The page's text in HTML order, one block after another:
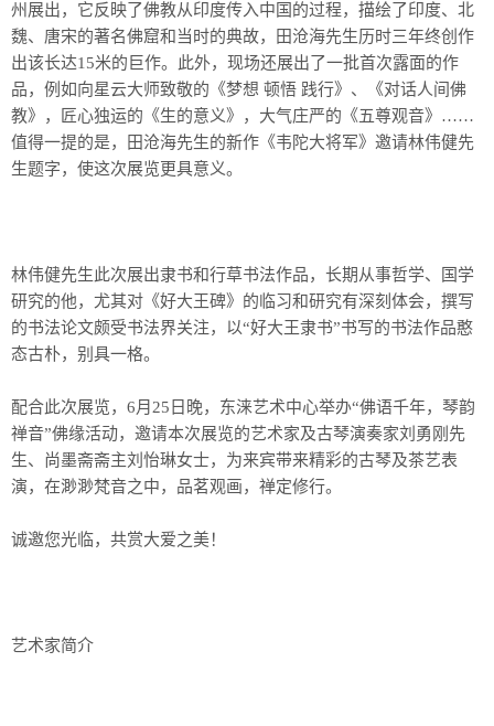
州展出，它反映了佛教从印度传入中国的过程，描绘了印度、北
魏、唐宋的著名佛窟和当时的典故，田沧海先生历时三年终创作
出该长达15米的巨作。此外，现场还展出了一批首次露面的作
品，例如向星云大师致敬的《梦想 顿悟 践行》、《对话人间佛
教》，匠心独运的《生的意义》，大气庄严的《五尊观音》……
值得一提的是，田沧海先生的新作《韦陀大将军》邀请林伟健先
生题字，使这次展览更具意义。
林伟健先生此次展出隶书和行草书法作品，长期从事哲学、国学
研究的他，尤其对《好大王碑》的临习和研究有深刻体会，撰写
的书法论文颇受书法界关注，以“好大王隶书”书写的书法作品憨
态古朴，别具一格。
配合此次展览，6月25日晚，东涞艺术中心举办“佛语千年，琴韵
禅音”佛缘活动，邀请本次展览的艺术家及古琴演奏家刘勇刚先
生、尚墨斋斋主刘怡琳女士，为来宾带来精彩的古琴及茶艺表
演，在渺渺梵音之中，品茗观画，禅定修行。
诚邀您光临，共赏大爱之美！
艺术家简介